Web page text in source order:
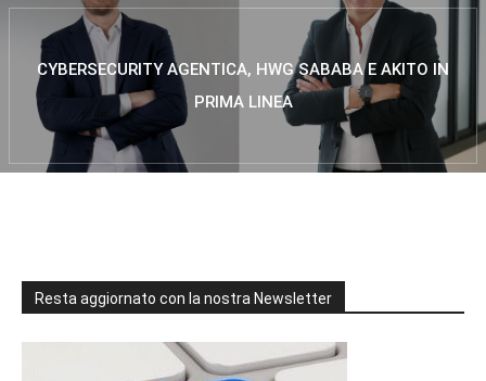
CYBERSECURITY AGENTICA, HWG SABABA E AKITO IN
PRIMA LINEA
Resta aggiornato con la nostra Newsletter